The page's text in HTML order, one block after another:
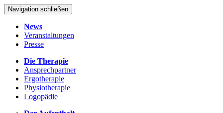
Navigation schließen
News
Veranstaltungen
Presse
Die Therapie
Ansprechpartner
Ergotherapie
Physiotherapie
Logopädie